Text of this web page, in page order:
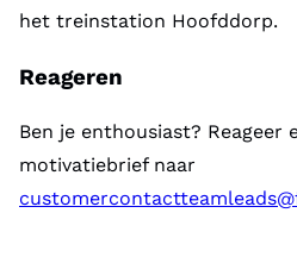
het treinstation Hoofddorp.
Reageren
Ben je enthousiast? Reageer
motivatiebrief naar